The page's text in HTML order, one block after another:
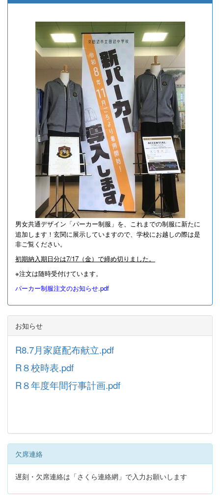
男女共通デザイン「パーカー制服」を、これまでの制服に新たに
追加します！ 玄関に展示していますので、学校にお越しの際は是
非ご覧ください。
初期納入期日分は7/17（金）で締め切りました。
※注文は随時受付けています。
パーカー制服注文のお知らせ.pdf
お知らせ
R8.7月家庭配布献立.pdf
R８校時表.pdf
R８年度年間行事計画.pdf
欠席連絡
遅刻・欠席連絡は「さくら連絡網」で入力お願いします